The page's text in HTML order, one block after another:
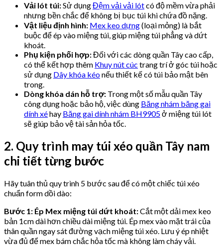
Vải lót túi:Sử dụngĐệm vải vải lótcó độ mềm vừa phải
nhưng bền chắc để không bị bục túi khi chứa đồ nặng.
Vật liệu định hình: Mex keo dựng(loại mỏng) là bắt
buộc để ép vào miệng túi, giúp miệng túi phẳng và dứt
khoát.
Phụ kiện phối hợp:Đối với các dòng quần Tây cao cấp,
có thể kết hợp thêm Khuy nút cúc trang trí ở góc túi hoặc
sử dụng Dây khóa kéonếu thiết kế có túi bảo mật bên
trong.
Dòng khóa dán hỗ trợ: Trong một số mẫu quần Tây
công dụng hoặc bảo hộ, việc dùng Băng nhám băng gai
dính xéhay Băng gai dính nhám BH9905ở miệng túi lót
sẽ giúp bảo vệ tài sản hỏa tốc.
2. Quy trình may túi xéo quần Tây nam
chi tiết từng bước
Hãy tuân thủ quy trình 5 bước sau để có một chiếc túi xéo
chuẩn form dồi dào:
Bước 1: Ép Mex miệng túi dứt khoát:Cắt một dải mex keo
bản 1cm dài hơn chiều dài miệng túi. Ép mex vào mặt trái của
thân quần ngay sát đường vạch miệng túi xéo. Lưu ý ép nhiệt
vừa đủ để mex bám chắc hỏa tốc mà không làm cháy vải.